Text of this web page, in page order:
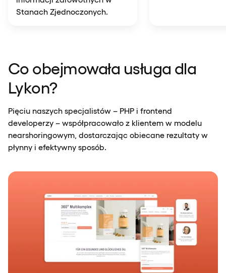
Stanach Zjednoczonych.
Co obejmowała usługa dla
Lykon?
Pięciu naszych specjalistów – PHP i frontend
developerzy – współpracowało z klientem w modelu
nearshoringowym, dostarczając obiecane rezultaty w
płynny i efektywny sposób.